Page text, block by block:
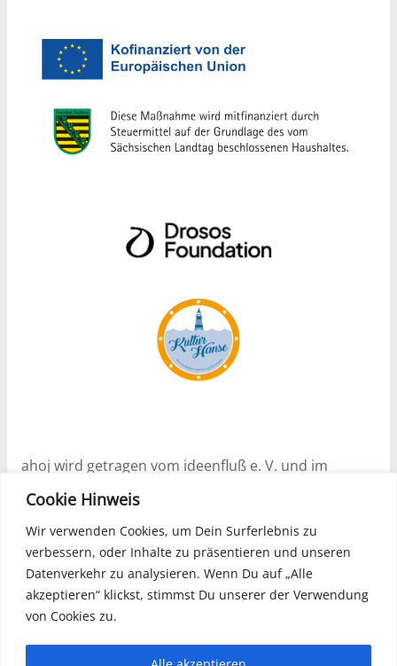
Cookie Hinweis
Wir verwenden Cookies, um Dein Surferlebnis zu
verbessern, oder Inhalte zu präsentieren und unseren
Datenverkehr zu analysieren. Wenn Du auf „Alle
akzeptieren“ klickst, stimmst Du unserer der Verwendung
von Cookies zu.
ahoj wird getragen vom ideenfluß e. V. und im
Stadtentwicklung (ESF) Projekt „Gründer_Zeit!“ – I
(2024 – 2027) unterstützt.
ahoj ist offiziell geförderter Partner im
Förderprogramm Kulturhanse – Regionale
die Schweizer DROSOS STIFTUNG initiiert wurde und